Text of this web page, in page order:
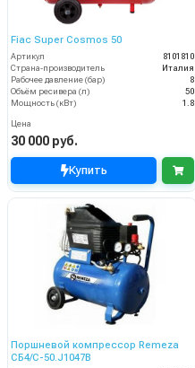
Fiac Super Cosmos 50
Артикул
8101810
Страна-производитель
Италия
Рабочее давление (бар)
8
Объём ресивера (л)
50
Мощность (кВт)
1.8
Цена
30 000 руб.
Купить
Поршневой компрессор Remeza
СБ4/С-50.J1047B